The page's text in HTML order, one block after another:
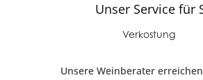
Unser Service für
Verkostung
Unsere Weinberater